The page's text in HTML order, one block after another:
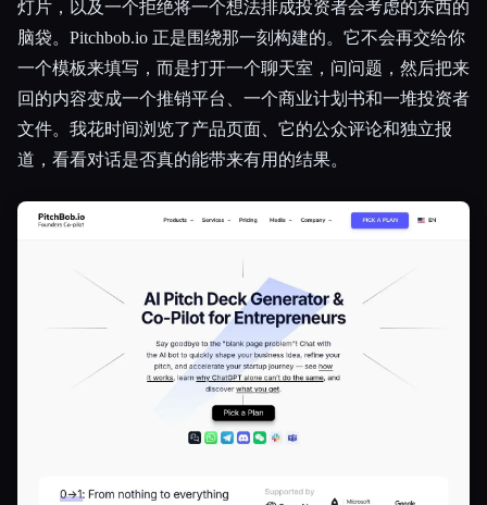
灯片，以及一个拒绝将一个想法排成投资者会考虑的东西的
脑袋。Pitchbob.io 正是围绕那一刻构建的。它不会再交给你
一个模板来填写，而是打开一个聊天室，问问题，然后把来
回的内容变成一个推销平台、一个商业计划书和一堆投资者
文件。我花时间浏览了产品页面、它的公众评论和独立报
道，看看对话是否真的能带来有用的结果。